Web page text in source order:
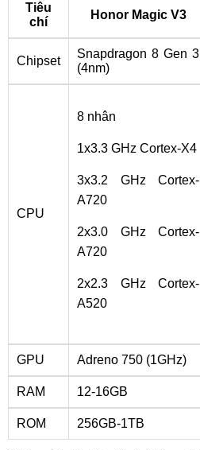
Tiêu
chí
Honor Magic V3
Chipset
Snapdragon 8 Gen 3
(4nm)
CPU
8 nhân
1x3.3 GHz Cortex-X4
3x3.2 GHz Cortex-
A720
2x3.0 GHz Cortex-
A720
2x2.3 GHz Cortex-
A520
GPU Adreno 750 (1GHz)
RAM 12-16GB
ROM 256GB-1TB